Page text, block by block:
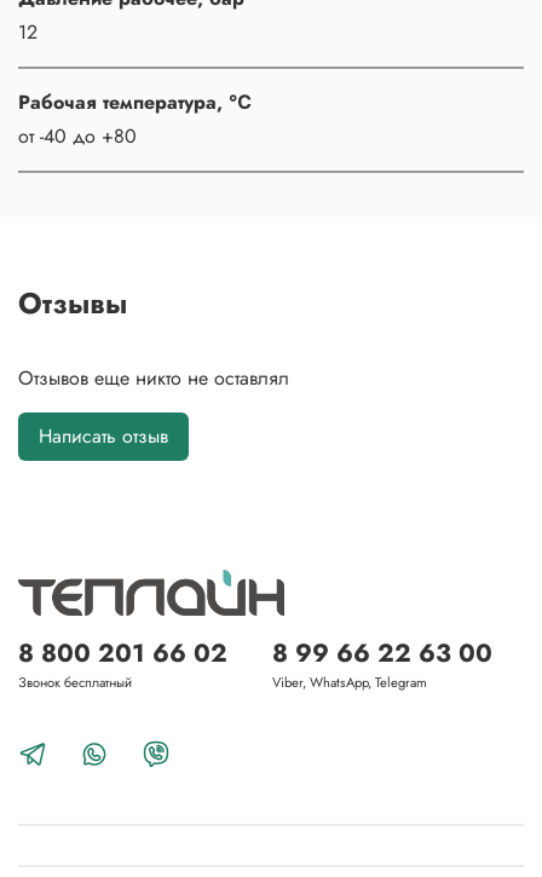
12
Рабочая температура, ℃
от -40 до +80
Отзывы
Отзывов еще никто не оставлял
Написать отзыв
8 800 201 66 02
Звонок бесплатный
8 99 66 22 63 00
Viber, WhatsApp, Telegram